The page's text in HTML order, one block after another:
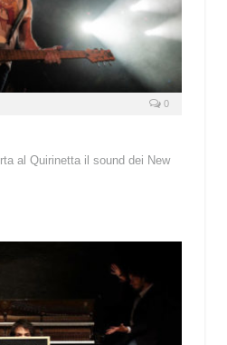
0
al Quirinetta il sound dei New